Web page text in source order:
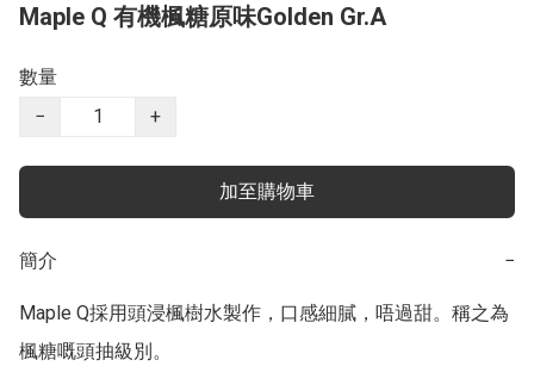
Maple Q 有機楓糖原味Golden Gr.A
數量
−
+
加至購物車
簡介 −
Maple Q採用頭浸楓樹水製作，口感細膩，唔過甜。稱之為
楓糖嘅頭抽級別。